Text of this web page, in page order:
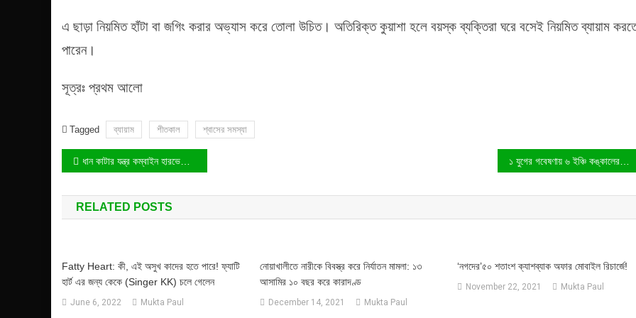
এ ছাড়া নিয়মিত হাঁটা বা জগিং করার অভ্যাস করে তোলা উচিত। অতিরিক্ত কুয়াশা হলে বয়স্ক ব্যক্তিরা ঘরে বসেই নিয়মিত ব্যায়াম
পারেন।
সূত্রঃ প্রথম আলো
Tagged ব্যায়াম শীতকাল শ্বাসের সমস্যা
Post
navigation
ধান কাটার যন্ত্র কম্বাইন হারভেস্টার উদ্ভাবন করেছে ব্রি (BRRI)
RELATED POSTS
Fatty Heart: কী, এই অসুখ কাদের হতে পারে! ফ্যাটি
হার্ট এর জন্য কেকে (Singer KK) চলে গেলেন
June 6, 2022 Mukta Paul
নোয়াখালীতে নারীকে বিবস্ত্র করে নির্যাতন মামলা: ১৩
আসামির ১০ বছর করে কারাদণ্ড
December 14, 2021 Mukta Paul
‘নগদের’৫০ শতাংশ ক্যাশব্যাক অফার মোবাইল রিচার্জে!
November 22, 2021 Mukta Paul